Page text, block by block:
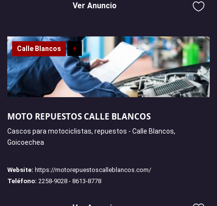
Ver Anuncio
Calle Blancos +
MOTO REPUESTOS CALLE BLANCOS
Cascos para motociclistas, repuestos - Calle Blancos,
Goicoechea
Website: https://motorepuestoscalleblancos.com/
Teléfono: 2258-9028 - 8613-8778